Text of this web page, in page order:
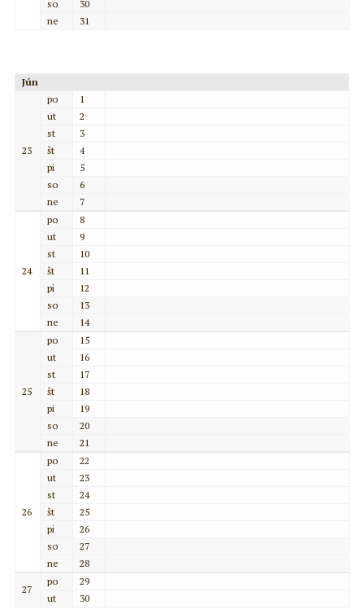
so
30
ne
31
Jún
23
po
1
ut
2
st
3
št
4
pi
5
so
6
ne
7
24
po
8
ut
9
st
10
št
11
pi
12
so
13
ne
14
25
po
15
ut
16
st
17
št
18
pi
19
so
20
ne
21
26
po
22
ut
23
st
24
št
25
pi
26
so
27
ne
28
27
po
29
ut
30